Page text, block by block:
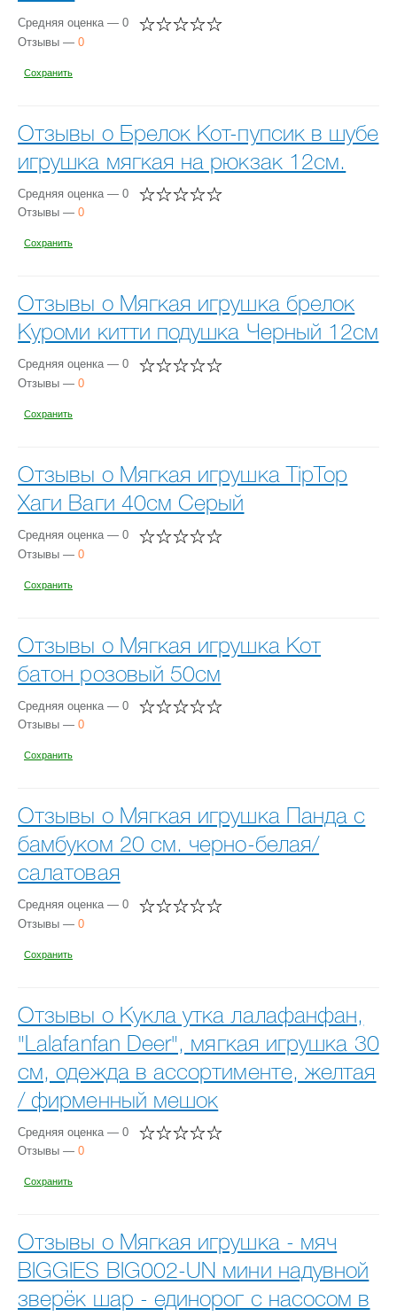
Средняя оценка — 0
Отзывы — 0
Сохранить
Отзывы о Брелок Кот-пупсик в шубе
игрушка мягкая на рюкзак 12см.
Средняя оценка — 0
Отзывы — 0
Сохранить
Отзывы о Мягкая игрушка брелок
Куроми китти подушка Черный 12см
Средняя оценка — 0
Отзывы — 0
Сохранить
Отзывы о Мягкая игрушка TipTop
Хаги Ваги 40см Серый
Средняя оценка — 0
Отзывы — 0
Сохранить
Отзывы о Мягкая игрушка Кот
батон розовый 50см
Средняя оценка — 0
Отзывы — 0
Сохранить
Отзывы о Мягкая игрушка Панда с
бамбуком 20 см. черно-белая/
салатовая
Средняя оценка — 0
Отзывы — 0
Сохранить
Отзывы о Кукла утка лалафанфан,
"Lalafanfan Deer", мягкая игрушка 30
см, одежда в ассортименте, желтая
/ фирменный мешок
Средняя оценка — 0
Отзывы — 0
Сохранить
Отзывы о Мягкая игрушка - мяч
BIGGIES BIG002-UN мини надувной
зверёк шар - единорог с насосом в